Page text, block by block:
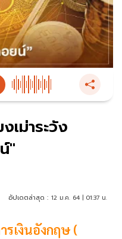
เม่าระวัง
"
อัปเดตล่าสุด : 12 ม.ค. 64 | 01:37 น.
รเงินอังกฤษ (